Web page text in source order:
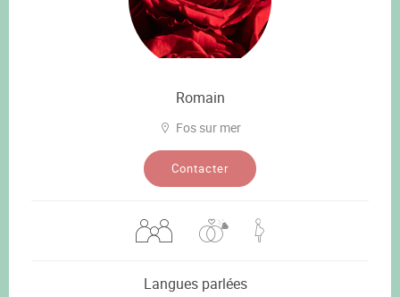
Romain
Fos sur mer
Contacter
Langues parlées